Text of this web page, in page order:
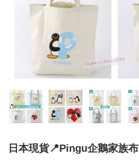
日本現貨📍Pingu企鵝家族